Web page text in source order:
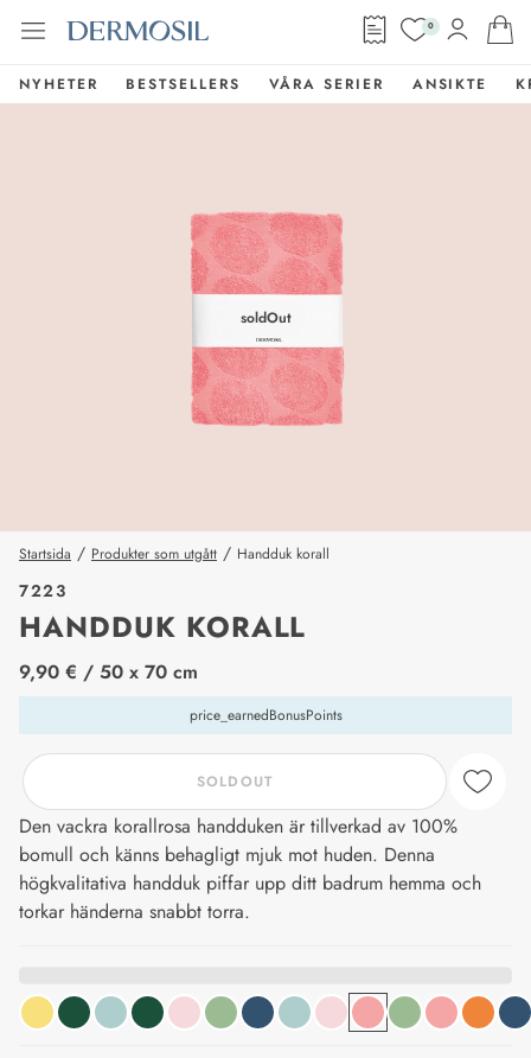
0
NYHETER BESTSELLERS VÅRA SERIER ANSIKTE
soldOut
Startsida / Produkter som utgått / Handduk korall
7223
HANDDUK KORALL
price_label
9,90 € / 50 x 70 cm
price_earnedBonusPoints
SOLDOUT
Den vackra korallrosa handduken är tillverkad av 100%
bomull och känns behagligt mjuk mot huden. Denna
högkvalitativa handduk piffar upp ditt badrum hemma och
torkar händerna snabbt torra.